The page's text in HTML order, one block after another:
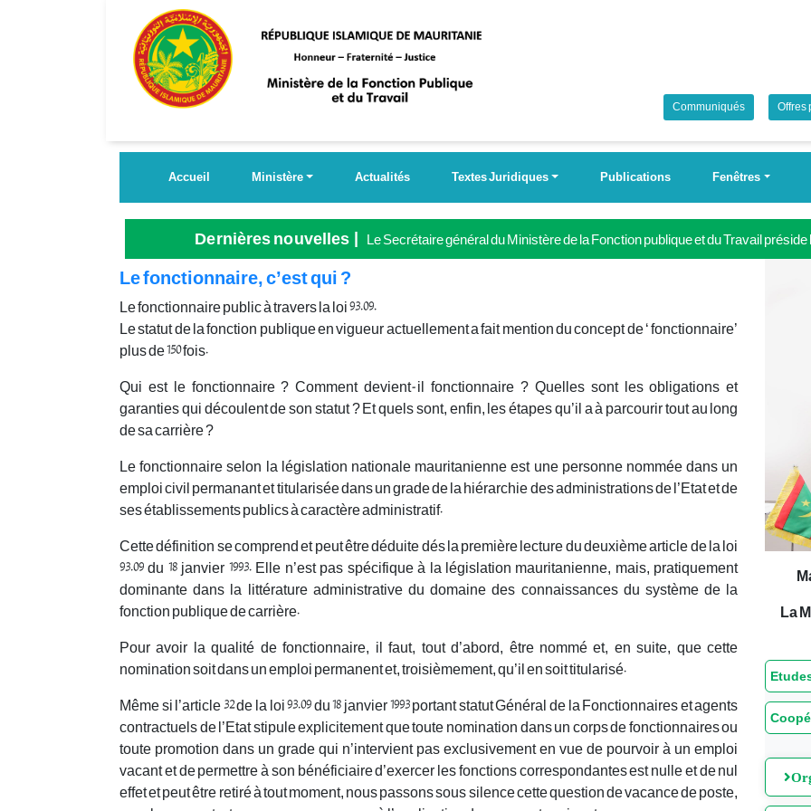
Communiqués Offres
Accueil Ministère Actualités Textes Juridiques Publications Fenêtres
Dernières nouvelles
Le Secrétaire général du Ministère de la Fonction publique et du Travail
Le fonctionnaire, c’est qui ?
Le fonctionnaire public à travers la loi 93.09.
Le statut de la fonction publique en vigueur actuellement a fait mention du concept de ‘ fonctionnaire’
plus de 150 fois.
Qui est le fonctionnaire ? Comment devient-il fonctionnaire ? Quelles sont les obligations et
garanties qui découlent de son statut ? Et quels sont, enfin, les étapes qu’il a à parcourir tout au long
de sa carrière ?
Le fonctionnaire selon la législation nationale mauritanienne est une personne nommée dans un
emploi civil permanant et titularisée dans un grade de la hiérarchie des administrations de l’Etat et de
ses établissements publics à caractère administratif.
Cette définition se comprend et peut être déduite dés la première lecture du deuxième article de la loi
93.09 du 18 janvier 1993. Elle n’est pas spécifique à la législation mauritanienne, mais, pratiquement
dominante dans la littérature administrative du domaine des connaissances du système de la
fonction publique de carrière.
Pour avoir la qualité de fonctionnaire, il faut, tout d’abord, être nommé et, en suite, que cette
nomination soit dans un emploi permanent et, troisièmement, qu’il en soit titularisé.
Même si l’article 32 de la loi 93.09 du 18 janvier 1993 portant statut Général de la Fonctionnaires et agents
contractuels de l’Etat stipule explicitement que toute nomination dans un corps de fonctionnaires ou
toute promotion dans un grade qui n’intervient pas exclusivement en vue de pourvoir à un emploi
vacant et de permettre à son bénéficiaire d’exercer les fonctions correspondantes est nulle et de nul
effet et peut être retiré à tout moment, nous passons sous silence cette question de vacance de poste,
La